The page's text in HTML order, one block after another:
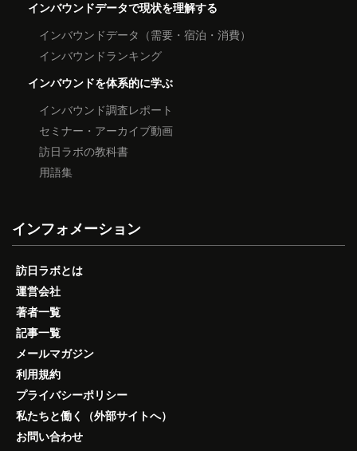
インバウンドデータで現状を理解する
インバウンドデータ（需要・宿泊・消費）
インバウンドランキング
インバウンドを体系的に学ぶ
インバウンド調査レポート
セミナー・アーカイブ動画
訪日ラボの教科書
用語集
インフォメーション
訪日ラボとは
運営会社
著者一覧
記事一覧
メールマガジン
利用規約
プライバシーポリシー
私たちと働く（外部サイトへ）
お問い合わせ